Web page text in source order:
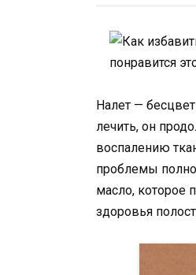
Налет —
лечить, он
воспалению
проблемы
масло, которое
здоровья